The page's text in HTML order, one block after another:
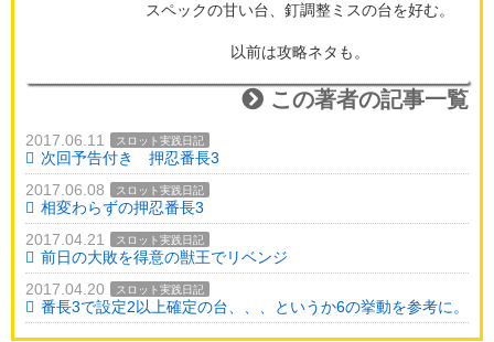
スペックの甘い台、釘調整ミスの台を好む。
以前は攻略ネタも。
この著者の記事一覧
2017.06.11 スロット実践日記
次回予告付き 押忍番長3
2017.06.08
スロット実践日記
相変わらずの押忍番長3
2017.04.21
スロット実践日記
前日の大敗を得意の獣王でリベンジ
2017.04.20
スロット実践日記
番長3で設定2以上確定の台、、、というか6の挙動を参考に。